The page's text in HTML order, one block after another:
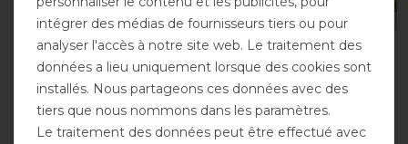
Waldhausen Comfort
guêtre de transport -
gris
avant 84,95 €
73,90 € *
Waldhausen Comfort
Chemise anti-mouches -
gris
avant 69,95 €
60,85 € *
intégrer des médias de fournisseurs tiers ou pour
analyser l'accès à notre site web. Le traitement des
données a lieu uniquement lorsque des cookies sont
installés. Nous partageons ces données avec des
tiers que nous nommons dans les paramètres.
Le traitement des données peut être effectué avec